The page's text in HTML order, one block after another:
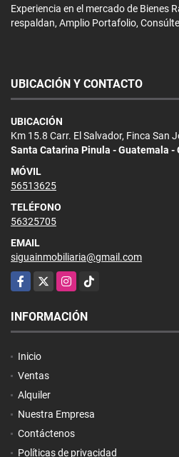
Experiencia en el mercado de Bienes
respaldan, Amplio Portafolio,
UBICACIÓN Y CONTACTO
UBICACIÓN
Km 15.8 Carr. El Salvador, Finca San
Santa Catarina Pinula - Guatemala -
MÓVIL
56513625
TELÉFONO
56325705
EMAIL
siguainmobiliaria@gmail.com
Facebook
X Instagram
TikTok
INFORMACIÓN
Inicio
Ventas
Alquiler
Nuestra Empresa
Contáctenos
Políticas de privacidad